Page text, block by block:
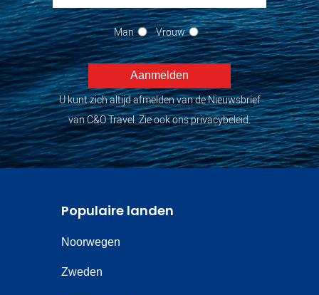
Man Vrouw
U kunt zich altijd afmelden van de Nieuwsbrief
van C&O Travel. Zie ook ons privacybeleid.
Populaire landen
Noorwegen
Zweden